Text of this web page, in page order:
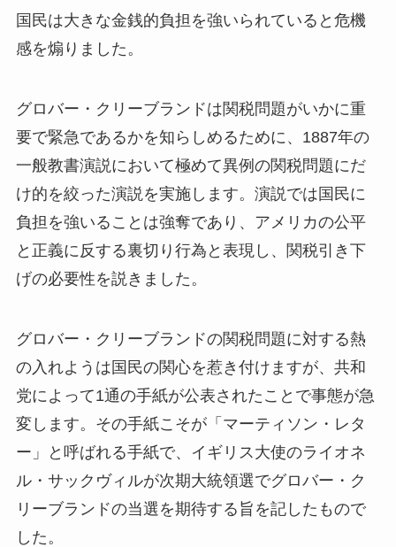
国民は大きな金銭的負担を強いられていると危機
感を煽りました。
グロバー・クリーブランドは関税問題がいかに重
要で緊急であるかを知らしめるために、1887年の
一般教書演説において極めて異例の関税問題にだ
け的を絞った演説を実施します。演説では国民に
負担を強いることは強奪であり、アメリカの公平
と正義に反する裏切り行為と表現し、関税引き下
げの必要性を説きました。
グロバー・クリーブランドの関税問題に対する熱
の入れようは国民の関心を惹き付けますが、共和
党によって1通の手紙が公表されたことで事態が急
変します。その手紙こそが「マーティソン・レタ
ー」と呼ばれる手紙で、イギリス大使のライオネ
ル・サックヴィルが次期大統領選でグロバー・ク
リーブランドの当選を期待する旨を記したもので
した。